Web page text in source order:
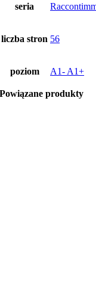
seria
liczba stron 56
poziom A1- A1+
Powiązane produkty